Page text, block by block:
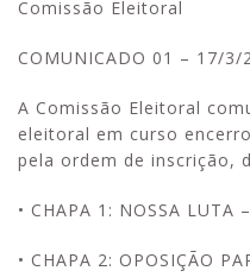
Comissão Eleitoral
COMUNICADO 01 – 17/3/
A Comissão Eleitoral
eleitoral em curso
pela ordem de inscrição,
• CHAPA 1: NOSSA LUTA
• CHAPA 2: OPOSIÇÃO